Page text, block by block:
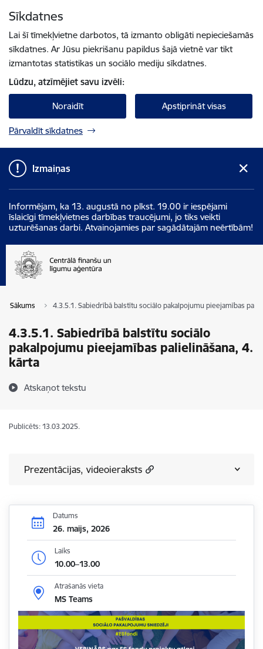
Sīkdatnes
Lai šī tīmekļvietne darbotos, tā izmanto obligāti nepieciešamās
sīkdatnes. Ar Jūsu piekrišanu papildus šajā vietnē var tikt
izmantotas statistikas un sociālo mediju sīkdatnes.
Lūdzu, atzīmējiet savu izvēli:
Noraidīt Apstiprināt visas
Pārvaldīt sīkdatnes
Izmaiņas
Informējam, ka 13. augustā no plkst. 19.00 ir iespējami
īslaicīgi tīmekļvietnes darbības traucējumi, jo tiks veikti
uzturēšanas darbi. Atvainojamies par sagādātajām neērtībām!
Sākums 4.3.5.1. Sabiedrībā balstītu sociālo pakalpojumu pieejamības
4.3.5.1. Sabiedrībā balstītu sociālo
pakalpojumu pieejamības palielināšana, 4.
kārta
Atskaņot tekstu
Publicēts: 13.03.2025.
Prezentācijas, videoieraksts
Datums
26. maijs, 2026
Laiks
10.00–13.00
Atrašanās vieta
MS Teams